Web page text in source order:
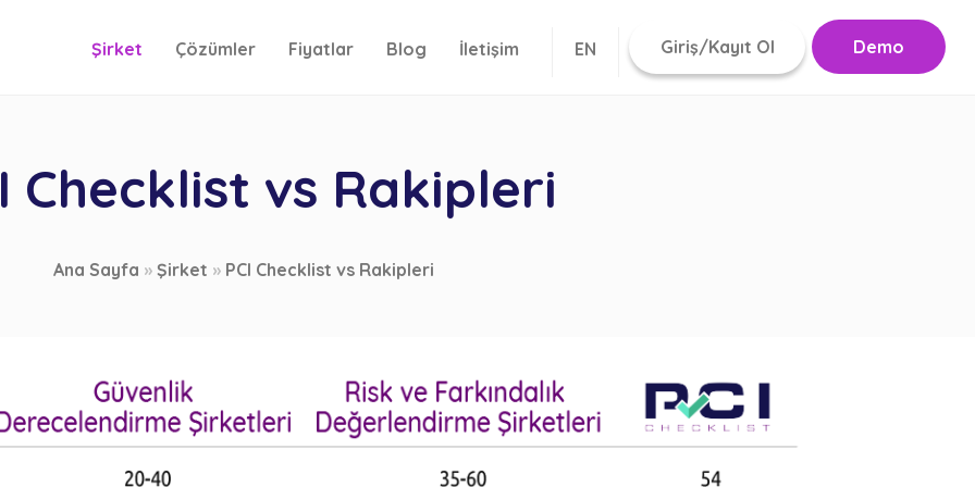
Şirket Çözümler Fiyatlar Blog İletişim EN Giriş/Kayıt Ol Demo
Checklist vs Rakipleri
Ana Sayfa » Şirket » PCI Checklist vs Rakipleri